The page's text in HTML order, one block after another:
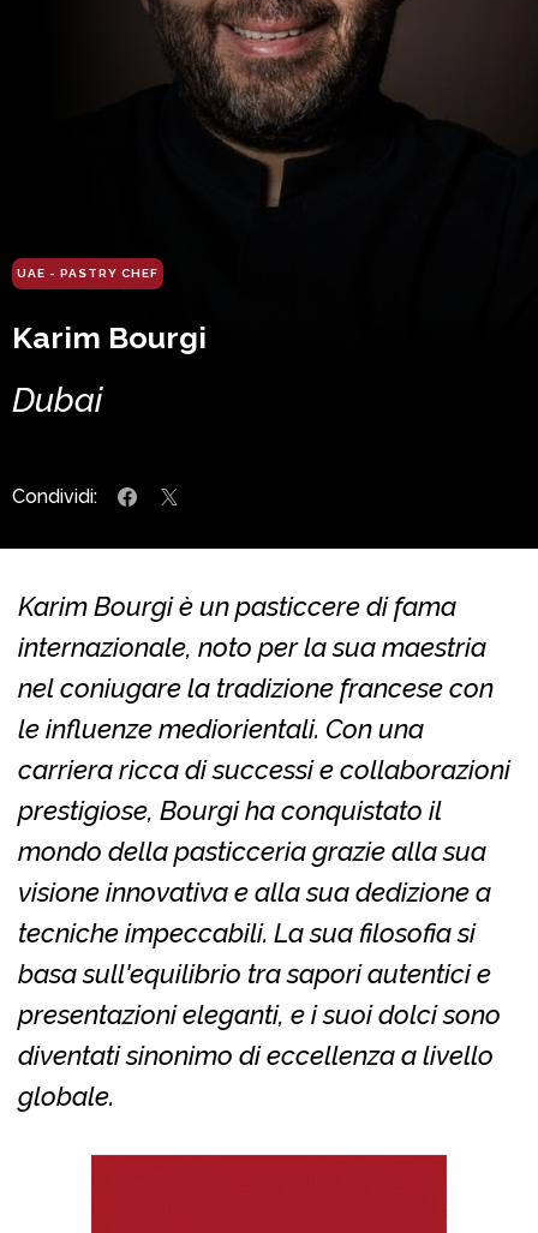
UAE - PASTRY CHEF
Karim Bourgi
Dubai
Condividi:
Karim Bourgi è un pasticcere di fama
internazionale, noto per la sua maestria
nel coniugare la tradizione francese con
le influenze mediorientali. Con una
carriera ricca di successi e collaborazioni
prestigiose, Bourgi ha conquistato il
mondo della pasticceria grazie alla sua
visione innovativa e alla sua dedizione a
tecniche impeccabili. La sua filosofia si
basa sull'equilibrio tra sapori autentici e
presentazioni eleganti, e i suoi dolci sono
diventati sinonimo di eccellenza a livello
globale.